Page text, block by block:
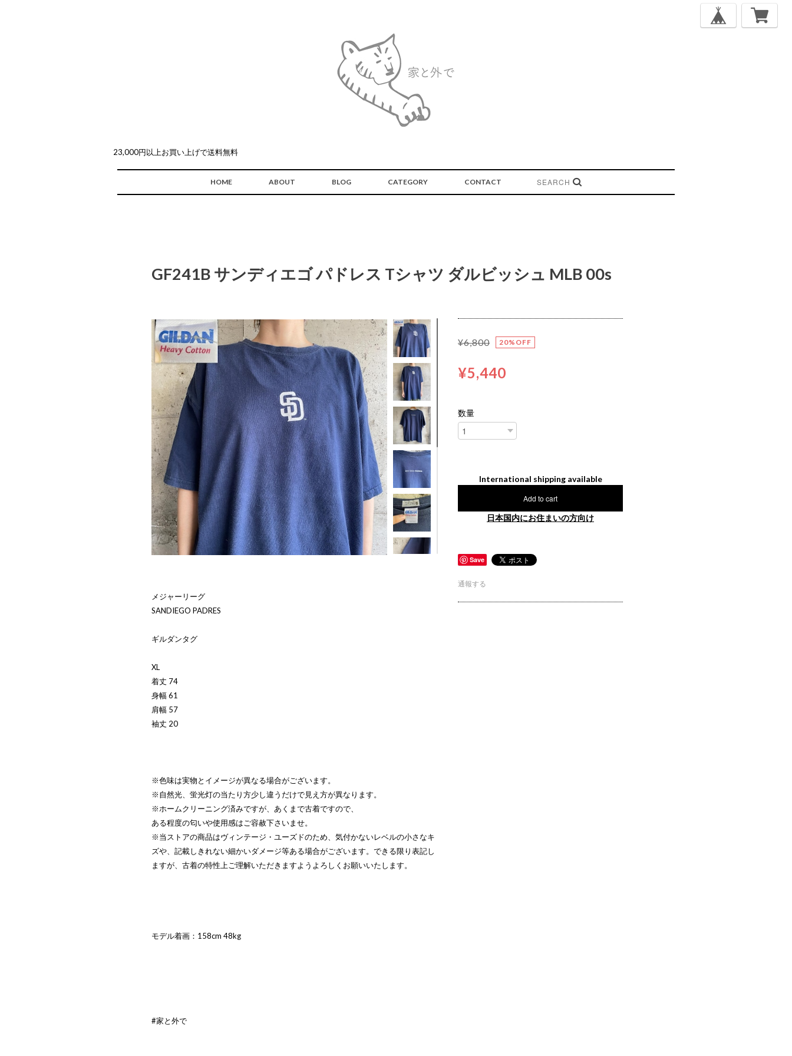
23,000円以上お買い上げで送料無料
HOME ABOUT BLOG CATEGORY CONTACT
GF241B サンディエゴ パドレス Tシャツ ダルビッシュ MLB 00s
メジャーリーグ
SANDIEGO PADRES
ギルダンタグ
XL
着丈 74
身幅 61
肩幅 57
袖丈 20
※色味は実物とイメージが異なる場合がございます。
※自然光、蛍光灯の当たり方少し違うだけで見え方が異なります。
※ホームクリーニング済みですが、あくまで古着ですので、
ある程度の匂いや使用感はご容赦下さいませ。
※当ストアの商品はヴィンテージ・ユーズドのため、気付かないレベルの小さなキ
ズや、記載しきれない細かいダメージ等ある場合がございます。できる限り表記し
ますが、古着の特性上ご理解いただきますようよろしくお願いいたします。
モデル着画：158cm 48kg
#家と外で
¥6,800 20%OFF
¥5,440
数量
International shipping available
Add to cart
日本国内にお住まいの方向け
Save
通報する